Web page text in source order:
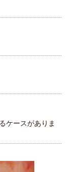
ケースがありま